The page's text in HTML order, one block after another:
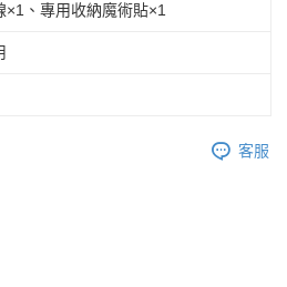
×1、專用收納魔術貼×1
客服